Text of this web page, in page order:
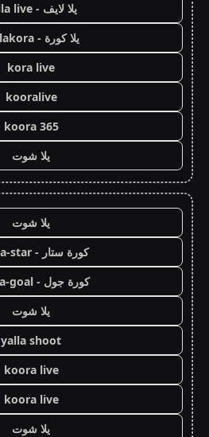
يلا لايف - yalla live
يلا كورة - yallakora
kora live
kooralive
koora 365
يلا شوت
يلا شوت
كورة ستار - koora-star
كورة جول - koora-goal
يلا شوت
yalla shoot
koora live
koora live
يلا شوت